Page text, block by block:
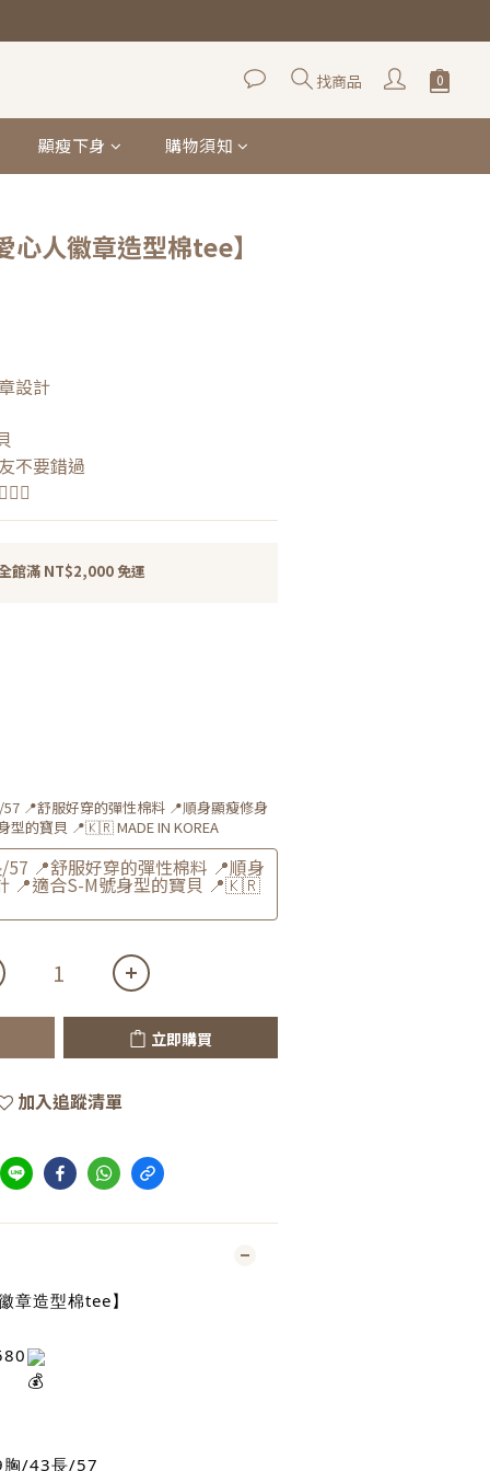
找商品
顯瘦下身 購物須知
心人徽章造型棉tee】
設計
不要錯過
館滿 NT$2,000 免運
📍舒服好穿的彈性棉料 📍順身顯瘦修身
型的寶貝 📍🇰🇷 MADE IN KOREA
/57 📍舒服好穿的彈性棉料 📍順身
📍適合S-M號身型的寶貝 📍🇰🇷
立即購買
加入追蹤清單
章造型棉tee】
胸/43長/57
立即購買